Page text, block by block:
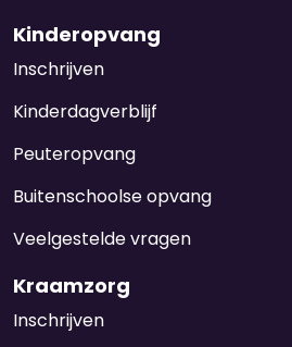
Kinderopvang
Inschrijven
Kinderdagverblijf
Peuteropvang
Buitenschoolse opvang
Veelgestelde vragen
Kraamzorg
Inschrijven